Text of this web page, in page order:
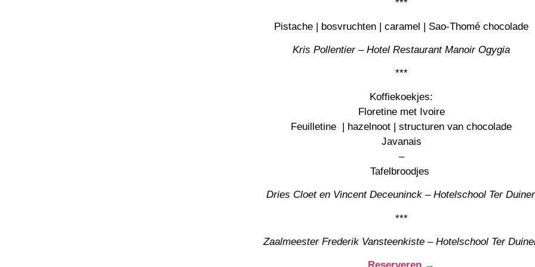
***
Pistache | bosvruchten | caramel | Sao-Thomé chocolade
Kris Pollentier – Hotel Restaurant Manoir Ogygia
***
Koffiekoekjes:
Floretine met Ivoire
Feuilletine | hazelnoot | structuren van chocolade
Javanais
–
Tafelbroodjes
Dries Cloet en Vincent Deceuninck – Hotelschool Ter
***
Zaalmeester Frederik Vansteenkiste – Hotelschool Ter